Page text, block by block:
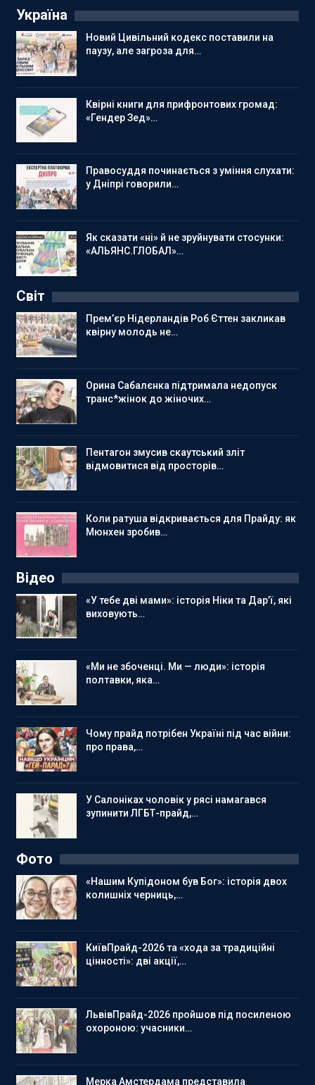
Україна
Новий Цивільний кодекс поставили на
паузу, але загроза для…
Квірні книги для прифронтових громад:
«Гендер Зед»…
Правосуддя починається з уміння слухати:
у Дніпрі говорили…
Як сказати «ні» й не зруйнувати стосунки:
«АЛЬЯНС.ГЛОБАЛ»…
Світ
Прем’єр Нідерландів Роб Єттен закликав
квірну молодь не…
Орина Сабалєнка підтримала недопуск
транс*жінок до жіночих…
Пентагон змусив скаутський зліт
відмовитися від просторів…
Коли ратуша відкривається для Прайду: як
Мюнхен зробив…
Відео
«У тебе дві мами»: історія Ніки та Дар’ї, які
виховують…
«Ми не збоченці. Ми — люди»: історія
полтавки, яка…
Чому прайд потрібен Україні під час війни:
про права,…
У Салоніках чоловік у рясі намагався
зупинити ЛГБТ-прайд,…
Фото
«Нашим Купідоном був Бог»: історія двох
колишніх черниць,…
КиївПрайд-2026 та «хода за традиційні
цінності»: дві акції,…
ЛьвівПрайд-2026 пройшов під посиленою
охороною: учасники…
Мерка Амстердама представила